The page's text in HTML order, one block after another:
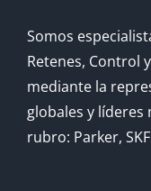
Somos
Retenes, Control
mediante la
globales y líderes
rubro: Parker,